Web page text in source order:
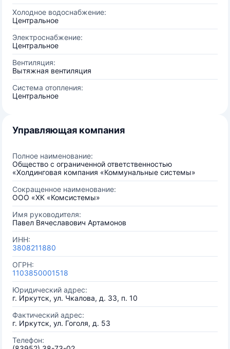
Холодное водоснабжение:
Центральное
Электроснабжение:
Центральное
Вентиляция:
Вытяжная вентиляция
Система отопления:
Центральное
Управляющая компания
Полное наименование:
Общество с ограниченной ответственностью
«Холдинговая компания «Коммунальные системы»
Сокращенное наименование:
ООО «ХК «Комсистемы»
Имя руководителя:
Павел Вячеславович Артамонов
ИНН:
3808211880
ОГРН:
1103850001518
Юридический адрес:
г. Иркутск, ул. Чкалова, д. 33, п. 10
Фактический адрес:
г. Иркутск, ул. Гоголя, д. 53
Телефон: